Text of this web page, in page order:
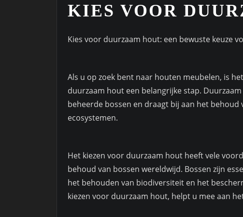
KIES VOOR
Kies voor duurzaam hout: een bewuste keuze
Als u op zoek bent naar houten meubelen, is
duurzaam hout een belangrijke stap.
beheerde bossen en draagt bij aan het
ecosystemen.
Het kiezen voor duurzaam hout heeft vele
behoud van bossen wereldwijd. Bossen zijn
het behouden van biodiversiteit en het
kiezen voor duurzaam hout, helpt u mee aan